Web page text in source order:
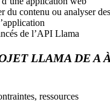
du contenu ou analyser des
de l’API Llama
LLAMA DE A
ressources